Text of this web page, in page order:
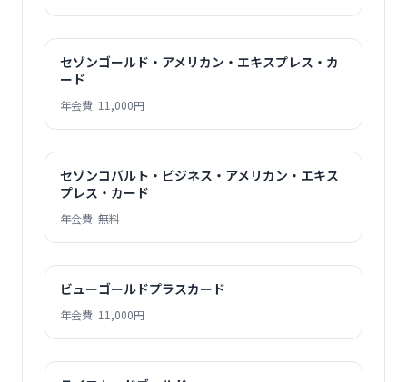
セゾンゴールド・アメリカン・エキスプレス・カ
ード
年会費: 11,000円
セゾンコバルト・ビジネス・アメリカン・エキス
プレス・カード
年会費: 無料
ビューゴールドプラスカード
年会費: 11,000円